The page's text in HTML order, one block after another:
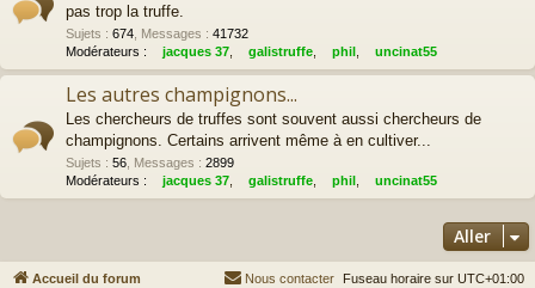
pas trop la truffe.
Sujets : 674 Messages : 41732
Modérateurs :
jacques 37 galistruffe phil uncinat55
Les autres champignons...
Les chercheurs de truffes sont souvent aussi chercheurs de
champignons. Certains arrivent même à en cultiver...
Sujets : 56 Messages : 2899
Modérateurs :
jacques 37 galistruffe phil uncinat55
Aller
Accueil du forum Fuseau horaire sur UTC+01:00
Nous contacter